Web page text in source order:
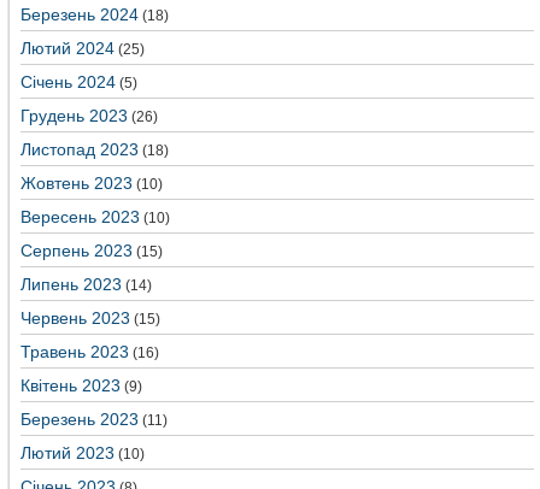
Березень 2024 (18)
Лютий 2024 (25)
Січень 2024 (5)
Грудень 2023 (26)
Листопад 2023 (18)
Жовтень 2023 (10)
Вересень 2023 (10)
Серпень 2023 (15)
Липень 2023 (14)
Червень 2023 (15)
Травень 2023 (16)
Квітень 2023 (9)
Березень 2023 (11)
Лютий 2023 (10)